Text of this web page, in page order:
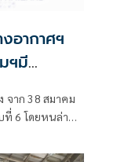
อากาศฯ
ฯมี
จาก 38 สมาคม
6 โดยหนล่าสุด
4 ทอง และวูซู 2